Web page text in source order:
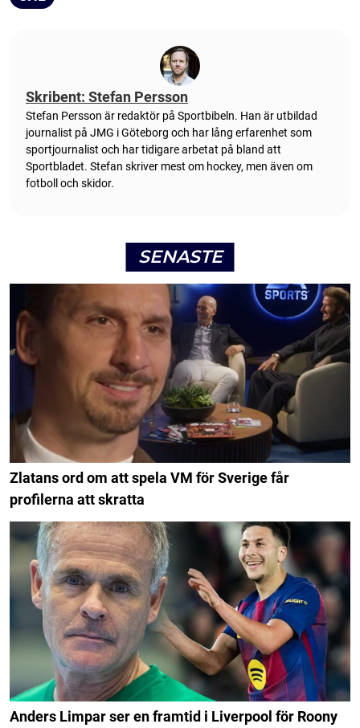
Skribent: Stefan Persson
Stefan Persson är redaktör på Sportbibeln. Han är utbildad
journalist på JMG i Göteborg och har lång erfarenhet som
sportjournalist och har tidigare arbetat på bland att
Sportbladet. Stefan skriver mest om hockey, men även om
fotboll och skidor.
SENASTE
Zlatans ord om att spela VM för Sverige får
profilerna att skratta
Anders Limpar ser en framtid i Liverpool för Roony